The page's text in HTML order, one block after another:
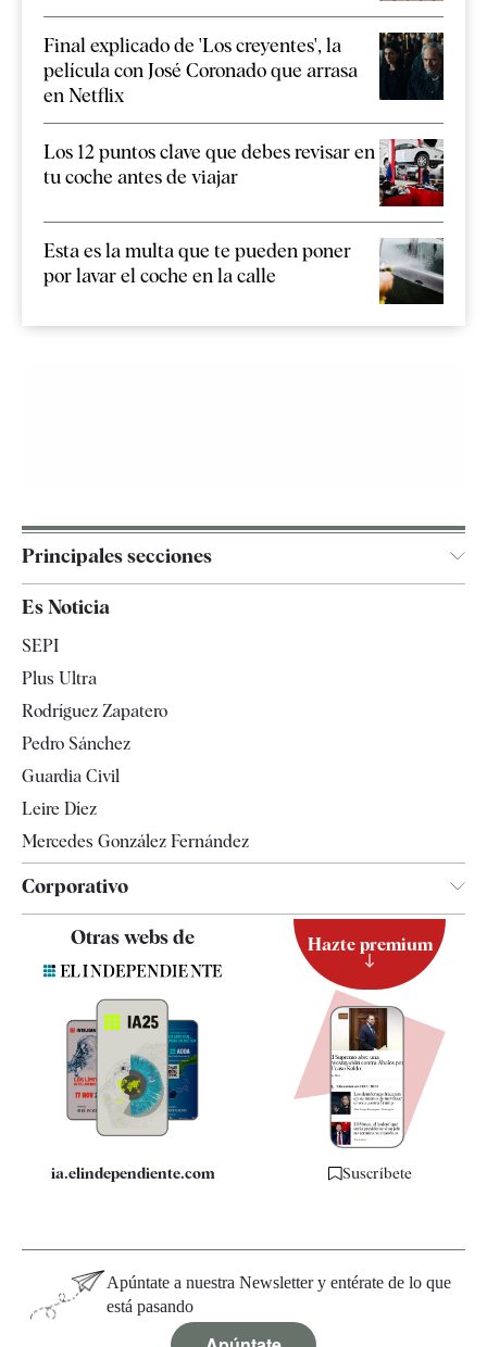
Final explicado de 'Los creyentes', la
película con José Coronado que arrasa
en Netflix
Los 12 puntos clave que debes revisar en
tu coche antes de viajar
Esta es la multa que te pueden poner
por lavar el coche en la calle
Principales secciones
España
Televisión
Es Noticia
SEPI
Plus Ultra
Rodríguez Zapatero
Pedro Sánchez
Guardia Civil
Leire Díez
Mercedes González Fernández
Corporativo
Contacto
Quiénes somos
Especificaciones
Otras webs de
ia.elindependiente.com
Hazte premium
Suscríbete
Apúntate a nuestra Newsletter y entérate de lo que
está pasando